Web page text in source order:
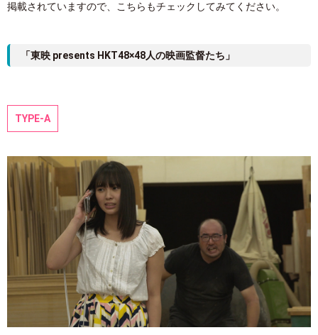
掲載されていますので、こちらもチェックしてみてください。
「東映 presents HKT48×48人の映画監督たち」
TYPE-A